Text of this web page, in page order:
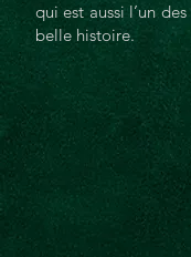
qui est aussi l’un
belle histoire.